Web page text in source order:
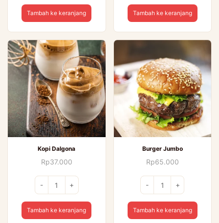
Original
Tambah ke keranjang
Hitam
Tambah ke keranjang
Kopi Dalgona
Rp37.000
-
Kuantitas
Kopi
Dalgona
+
Tambah ke keranjang
Burger Jumbo
Rp65.000
-
Kuantitas
Burger
Jumbo
+
Tambah ke keranjang